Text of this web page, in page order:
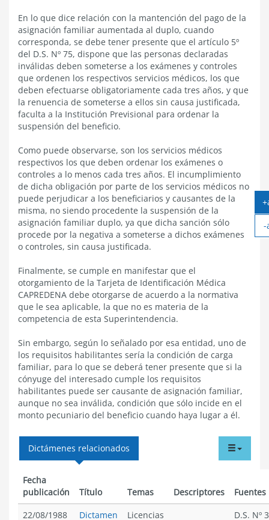
En lo que dice relación con la mantención del pago de la
asignación familiar aumentada al duplo, cuando
corresponda, se debe tener presente que el artículo 5º
del D.S. Nº 75, dispone que las personas declaradas
inválidas deben someterse a los exámenes y controles
que ordenen los respectivos servicios médicos, los que
deben efectuarse obligatoriamente cada tres años, y que
la renuencia de someterse a ellos sin causa justificada,
faculta a la Institución Previsional para ordenar la
suspensión del beneficio.
Como puede observarse, son los servicios médicos
respectivos los que deben ordenar los exámenes o
controles a lo menos cada tres años. El incumplimiento
de dicha obligación por parte de los servicios médicos no
puede perjudicar a los beneficiarios y causantes de la
misma, no siendo procedente la suspensión de la
asignación familiar duplo, ya que dicha sanción sólo
procede por la negativa a someterse a dichos exámenes
o controles, sin causa justificada.
Finalmente, se cumple en manifestar que el
otorgamiento de la Tarjeta de Identificación Médica
CAPREDENA debe otorgarse de acuerdo a la normativa
que le sea aplicable, la que no es materia de la
competencia de esta Superintendencia.
Sin embargo, según lo señalado por esa entidad, uno de
los requisitos habilitantes sería la condición de carga
familiar, para lo que se deberá tener presente que si la
cónyuge del interesado cumple los requisitos
habilitantes puede ser causante de asignación familiar,
aunque no sea inválida, condición que sólo incide en el
monto pecuniario del beneficio cuando haya lugar a él.
menu
Dictámenes relacionados
Fecha
publicación
Título Temas Descriptores
Fuentes
22/08/1988
Dictamen
Licencias
D.S. Nº
-